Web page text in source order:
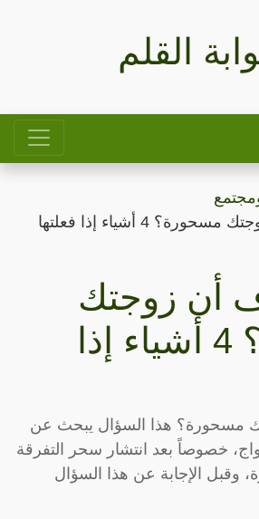
القلم
4 أشياء إذا فعلتها
أن زوجتك
مسحورة؟ 4 أشياء إذا
مسحورة؟ هذا السؤال يبحث عن
خصوصاً بعد انتشار سحر التفرقة
وقبل الإجابة عن هذا السؤال